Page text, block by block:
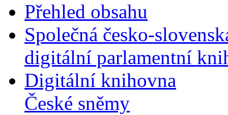
Přehled obsahu
Společná česko-
digitální parlamentní
Digitální knihovna
České sněmy